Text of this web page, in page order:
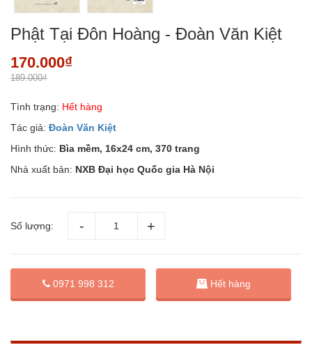
Phật Tại Đôn Hoàng - Đoàn Văn Kiệt
170.000₫
189.000₫
Tình trạng: Hết hàng
Tác giả: Đoàn Văn Kiệt
Hình thức: Bìa mềm, 16x24 cm, 370 trang
Nhà xuất bản: NXB Đại học Quốc gia Hà Nội
Số lượng:
0971 998 312 Hết hàng